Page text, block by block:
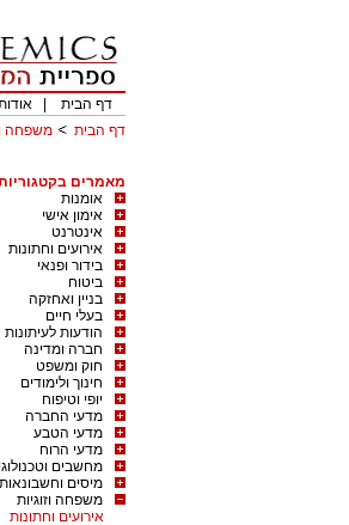
דף הבית
דף הבית
משפחה
מאמרים
אומנות
אימון אישי
אינטרנט
אירועים וחתונות
בידור ופנאי
ביטוח
בניין ואחזקה
בעלי חיים
הודעות לעיתונות
חברה ומדינה
חוק ומשפט
חינוך ולימודים
יופי וטיפוח
מדעי החברה
מדעי הטבע
מדעי הרוח
מחשבים
מיסים וחשבונאות
משפחה וזוגיות
אירועים וחתונות